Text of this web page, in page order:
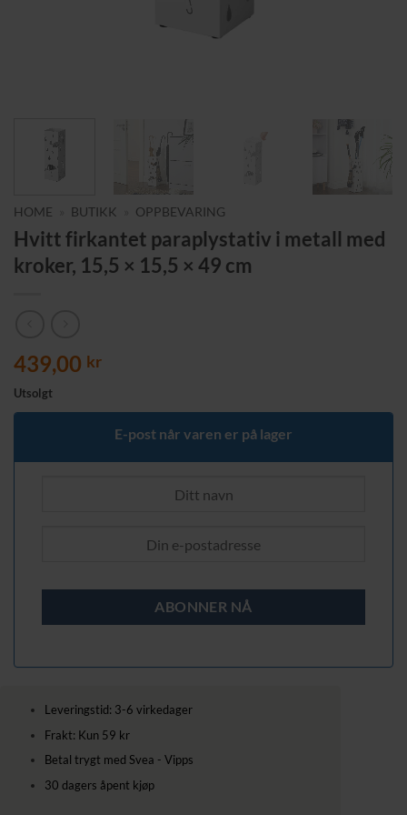
HOME BUTIKK OPPBEVARING
Hvitt firkantet paraplystativ i metall med
kroker, 15,5 × 15,5 × 49 cm
439,00 kr
Utsolgt
E-post når varen er på lager
Leveringstid: 3-6 virkedager
Frakt: Kun 59 kr
Betal trygt med Svea - Vipps
30 dagers åpent kjøp